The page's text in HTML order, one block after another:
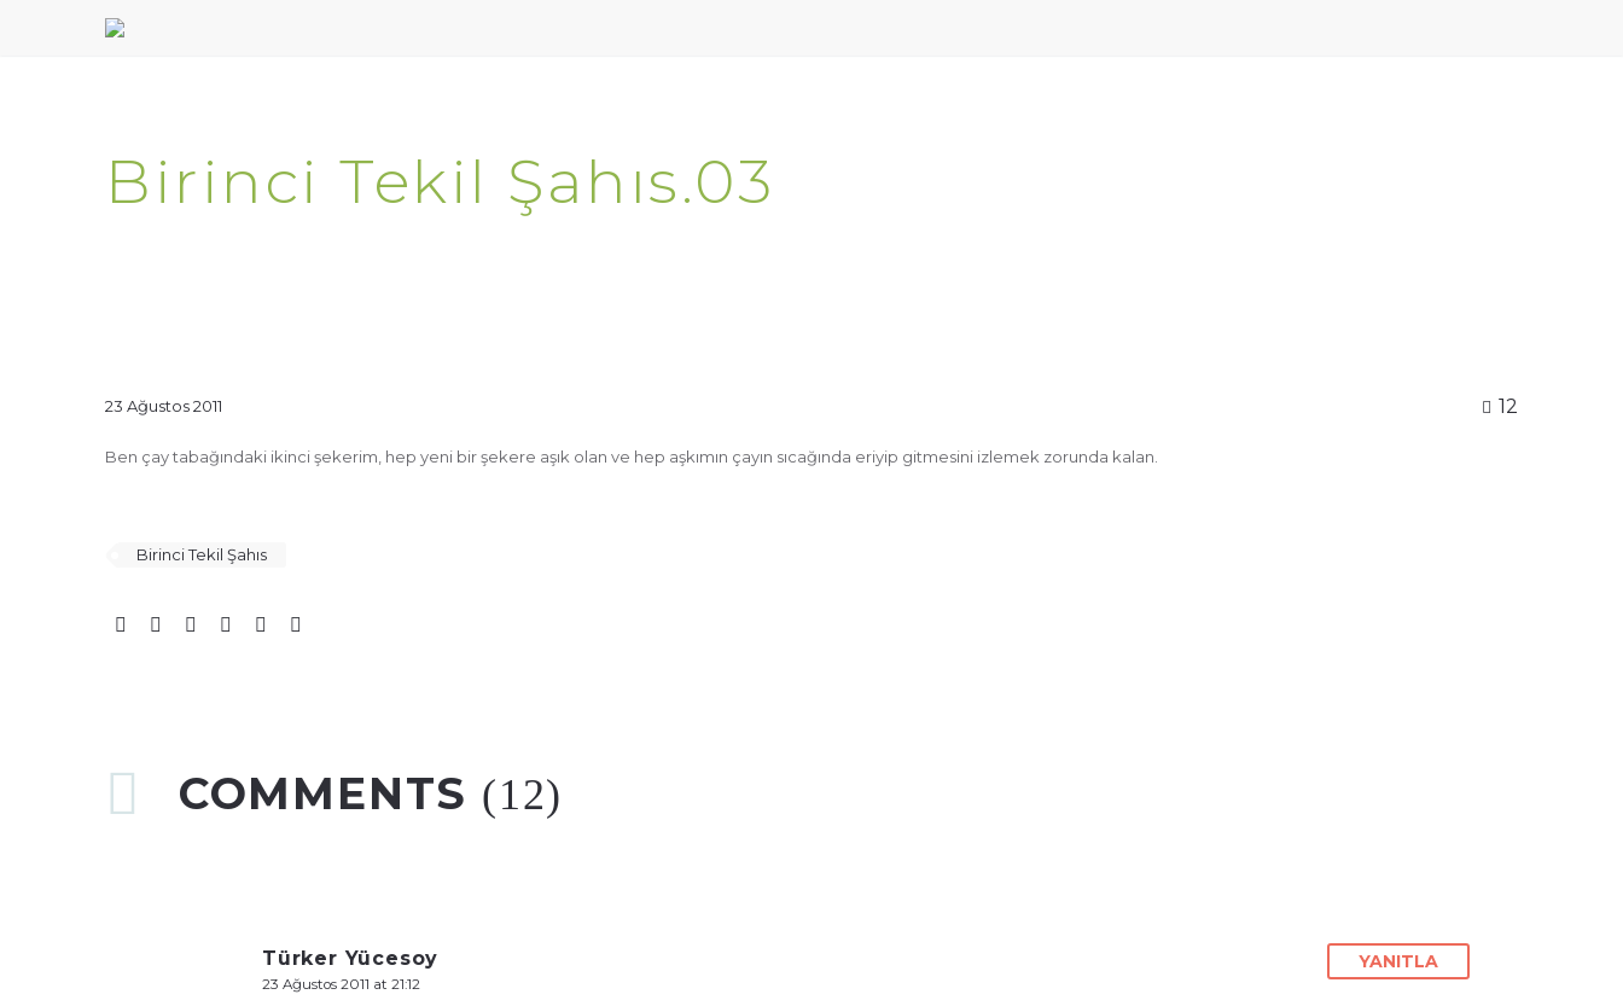
Birinci Tekil Şahıs.03
12
23 Ağustos 2011
Ben çay tabağındaki ikinci şekerim, hep yeni bir şekere aşık olan ve hep aşkımın çayın sıcağında eriyip gitmesini izlemek zorunda kalan.
Birinci Tekil Şahıs
COMMENTS (12)
Türker Yücesoy
23 Ağustos 2011 at 21:12
YANITLA